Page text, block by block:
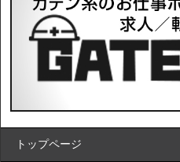
トップページ